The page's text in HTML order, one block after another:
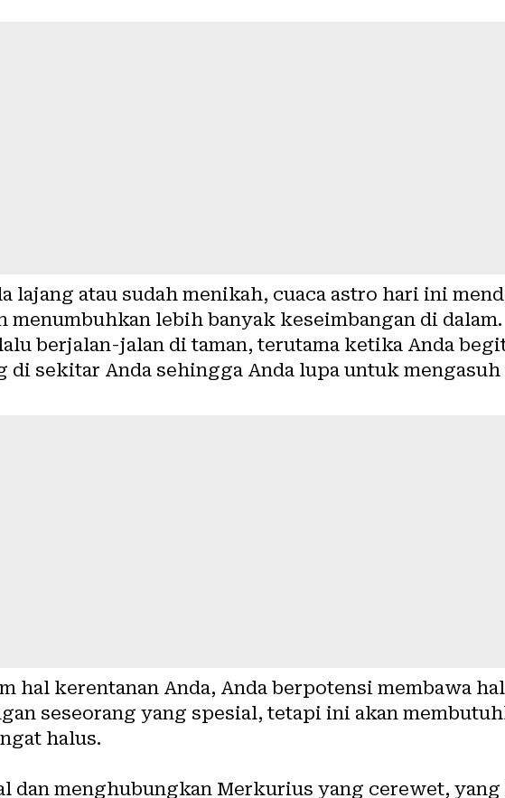
lajang atau sudah menikah, cuaca astro hari ini
lebih banyak keseimbangan di dalam.
berjalan-jalan di taman, terutama ketika Anda
di sekitar Anda sehingga Anda lupa untuk
hal kerentanan Anda, Anda berpotensi membawa
seseorang yang spesial, tetapi ini akan
halus.
dan menghubungkan Merkurius yang cerewet, yang